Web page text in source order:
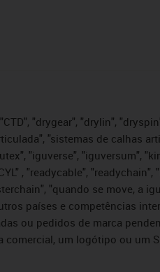
"drygear", "drylin",
"sistemas de calhas
"iguverse", "iguversum",
, "readycable", "readychain",
"quando se move, a
países e competências
ou pedidos de marca
comercial, um logótipo ou um